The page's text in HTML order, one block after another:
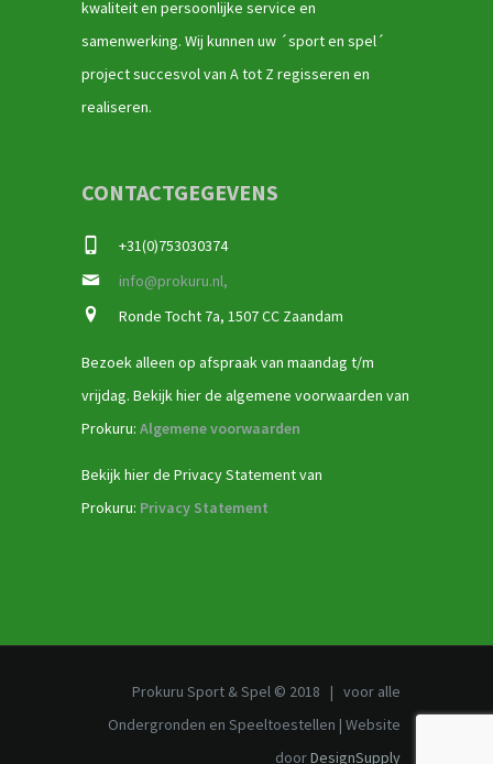
kwaliteit en persoonlijke service en
samenwerking. Wij kunnen uw ´sport en spel´
project succesvol van A tot Z regisseren en
realiseren.
CONTACTGEGEVENS
+31(0)753030374
info@prokuru.nl,
Ronde Tocht 7a, 1507 CC Zaandam
Bezoek alleen op afspraak van maandag t/m
vrijdag. Bekijk hier de algemene voorwaarden van
Prokuru: Algemene voorwaarden
Bekijk hier de Privacy Statement van
Prokuru: Privacy Statement
Prokuru Sport & Spel © 2018 | voor alle
Ondergronden en Speeltoestellen | Website
doorDesignSupply